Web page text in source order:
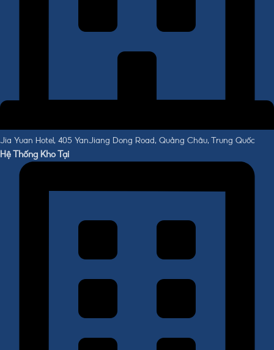
Jia Yuan Hotel, 405 YanJiang Dong Road, Quảng Châu, Trung Quốc
Hệ Thống Kho Tại